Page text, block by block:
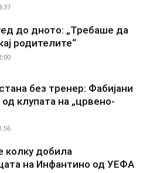
до дното: „Требаше да
родителите“
без тренер: Фабијани
клупата на „црвено-
колку добила
на Инфантино од УЕФА